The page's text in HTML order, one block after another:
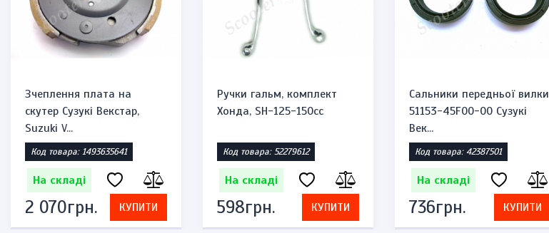
Зчеплення плата на
скутер Сузукі Векстар,
Suzuki V...
Код товара: 1493635641
На складі
2 070грн. КУПИТИ
Ручки гальм, комплект
Хонда, SH-125-150cc
Код товара: 52279612
На складі
598грн. КУПИТИ
Сальники передньої вилки
51153-45F00-00 Сузукі
Век...
Код товара: 42387501
На складі
736грн. КУПИТИ